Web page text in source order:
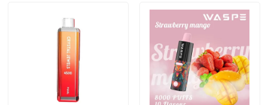
Vapeの使い捨て可能なペン
CBD使い捨て可能なVapeの装置